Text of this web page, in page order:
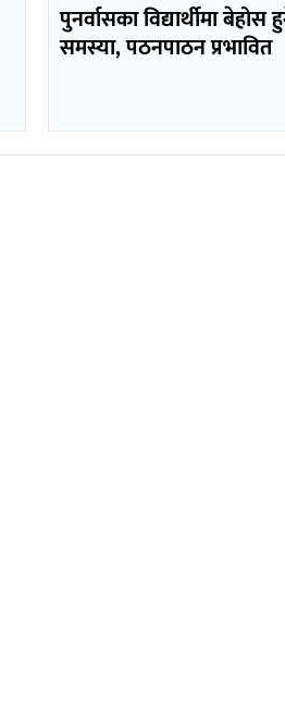
पुनर्वासका विद्यार्थीमा बेहोस
समस्या, पठनपाठन प्रभावित